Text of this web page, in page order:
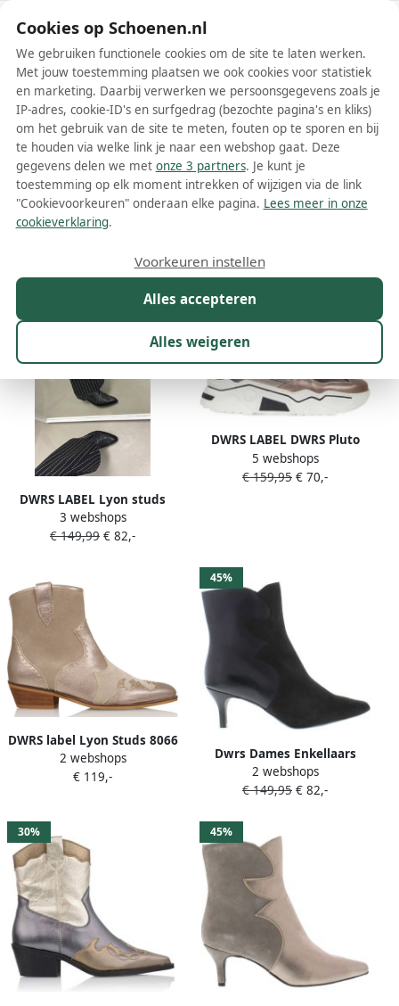
Schoenen.nl
Wis filters Alle filters
DWRS label dames enkellaarsjes
Meer lezen
45%
DWRS LABEL Lyon studs
westernboots Zwart Leer
Western Dames
3 webshops
€ 149,99 € 82,-
DWRS LABEL DWRS Pluto
Stone Cipra Grijs Leer Lage
sneakers Dames
5 webshops
€ 159,95 € 70,-
DWRS label Lyon Studs 8066
taupe
2 webshops
€ 119,-
45%
Dwrs Dames Enkellaars
Ponza Black Zwart
2 webshops
€ 149,95 € 82,-
30% 45%
Cookies op Schoenen.nl
We gebruiken functionele cookies om de site te laten werken.
Met jouw toestemming plaatsen we ook cookies voor statistiek
en marketing. Daarbij verwerken we persoonsgegevens zoals je
IP-adres, cookie-ID's en surfgedrag (bezochte pagina's en kliks)
om het gebruik van de site te meten, fouten op te sporen en bij
te houden via welke link je naar een webshop gaat. Deze
gegevens delen we met onze 3 partners. Je kunt je
toestemming op elk moment intrekken of wijzigen via de link
"Cookievoorkeuren" onderaan elke pagina. Lees meer in onze
cookieverklaring.
Alles accepteren
Alles weigeren
Voorkeuren instellen